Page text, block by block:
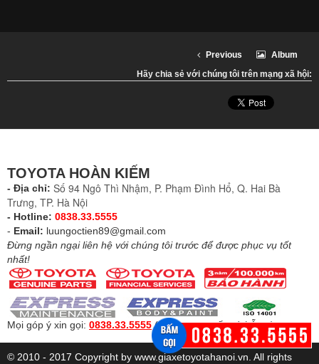
Previous
Album
Hãy chia sẻ với chúng tôi trên mạng xã hội:
TOYOTA HOÀN KIẾM
- Địa chỉ: Số 94 Ngô Thì Nhậm, P. Phạm Đình Hổ, Q. Hai Bà
Trưng, TP. Hà Nội
- Hotline: 0838.33.5555
- Email: luungoctien89@gmail.com
Đừng ngần ngại liên hệ với chúng tôi trước để được phục vụ tốt
nhất!
Mọi góp ý xin gọi: 0838.33.5555 (Để được tư vấn và hỗ trợ)
© 2010 - 2017 Copyright by www.giaxetoyotahanoi.vn. All rights